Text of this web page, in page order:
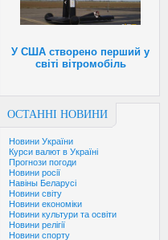
У США створено перший у
світі вітромобіль
ОСТАННІ НОВИНИ
Новини України
Курси валют в Україні
Прогнози погоди
Новини росії
Навіны Беларусі
Новини світу
Новини економіки
Новини культури та освіти
Новини релігії
Новини спорту